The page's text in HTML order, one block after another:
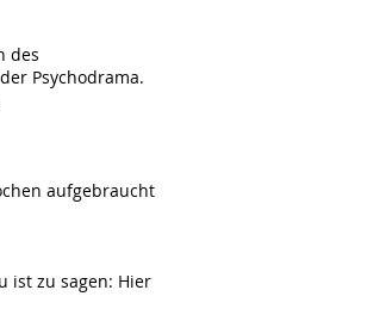
des
Psychodrama.
aufgebraucht
ist zu sagen: Hier